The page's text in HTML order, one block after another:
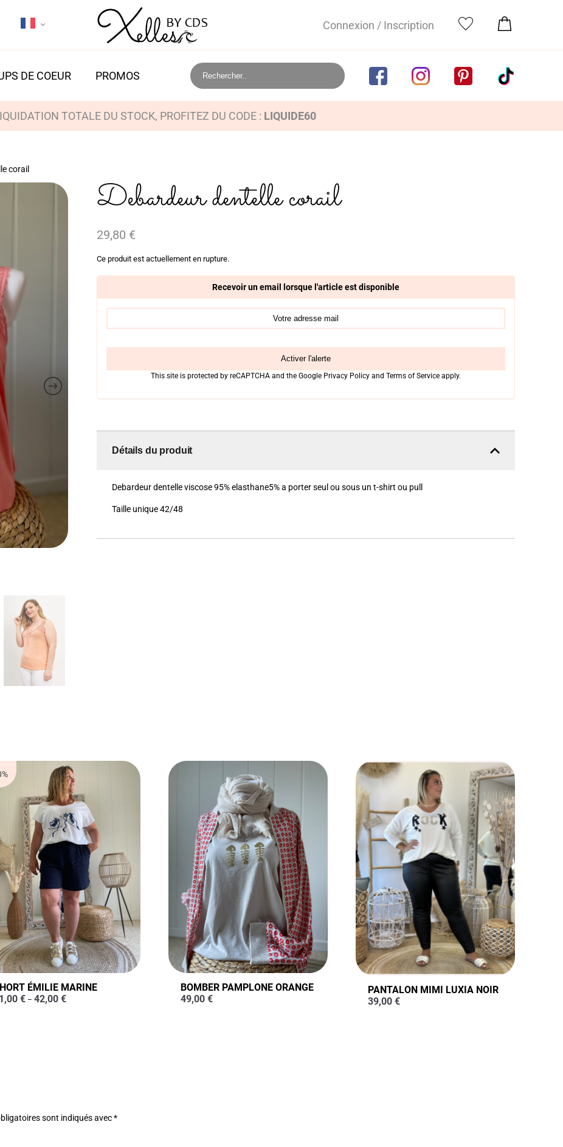
Connexion / Inscription
DE COEUR PROMOS
TOTALE DU STOCK, PROFITEZ DU CODE : LIQUIDE60
corail
Debardeur dentelle corail
29,80 €
Ce produit est actuellement en rupture.
Recevoir un email lorsque l'article est disponible
Activer l'alerte
This site is protected by reCAPTCHA and the Google Privacy PolicyandTerms of Serviceapply.
Détails du produit
Debardeur dentelle viscose 95% elasthane5% a porter seul ou sous un t-shirt ou pull
Taille unique 42/48
ÉMILIE MARINE
€ –42,00€
BOMBER PAMPLONE ORANGE
49,00€
PANTALON MIMI LUXIA NOIR
39,00€
sont indiqués avec*